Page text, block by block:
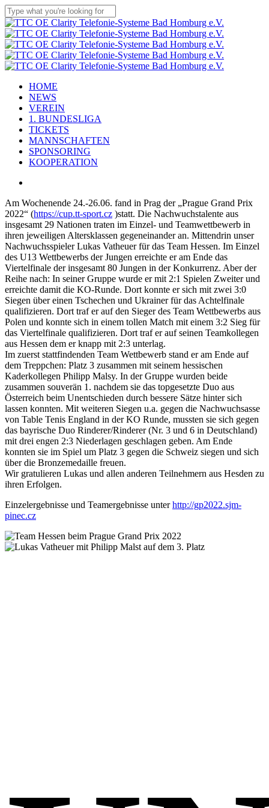
Skip
to
main
content
Close
Search
Menu
HOME
NEWS
VEREIN
1. BUNDESLIGA
TICKETS
MANNSCHAFTEN
SPONSORING
KOOPERATION
Am Wochenende 24.-26.06. fand in Prag der „Prague Grand Prix
2022“ (https://cup.tt-sport.cz )statt. Die Nachwuchstalente aus
insgesamt 29 Nationen traten im Einzel- und Teamwettbewerb in
ihren jeweiligen Altersklassen gegeneinander an. Mittendrin unser
Nachwuchsspieler Lukas Vatheuer für das Team Hessen. Im Einzel
des U13 Wettbewerbs der Jungen erreichte er am Ende das
Viertelfinale der insgesamt 80 Jungen in der Konkurrenz. Aber der
Reihe nach: In seiner Gruppe wurde er mit 2:1 Spielen Zweiter und
erreichte damit die KO-Runde. Dort konnte er sich mit zwei 3:0
Siegen über einen Tschechen und Ukrainer für das Achtelfinale
qualifizieren. Dort traf er auf den Sieger des Team Wettbewerbs aus
Polen und konnte sich in einem tollen Match mit einem 3:2 Sieg für
das Viertelfinale qualifizieren. Dort traf er auf seinen Teamkollegen
aus Hessen dem er knapp mit 2:3 unterlag.
Im zuerst stattfindenden Team Wettbewerb stand er am Ende auf
dem Treppchen: Platz 3 zusammen mit seinem hessischen
Kaderkollegen Philipp Malsy. In der Gruppe wurden beide
zusammen souverän 1. nachdem sie das topgesetzte Duo aus
Österreich beim Unentschieden durch bessere Sätze hinter sich
lassen konnten. Mit weiteren Siegen u.a. gegen die Nachwuchsasse
von Table Tenis England in der KO Runde, mussten sie sich gegen
das bayrische Duo Rinderer/Rinderer (Nr. 3 und 6 in Deutschland)
mit drei engen 2:3 Niederlagen geschlagen geben. Am Ende
konnten sie im Spiel um Platz 3 gegen die Schweiz siegen und sich
über die Bronzemedaille freuen.
Wir gratulieren Lukas und allen anderen Teilnehmern aus Hesden zu
ihren Erfolgen.
Einzelergebnisse und Teamergebnisse unterhttp://gp2022.sjm-
pinec.cz